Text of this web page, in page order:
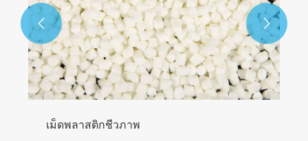
เม็ดพลาสติกชีวภาพ
 